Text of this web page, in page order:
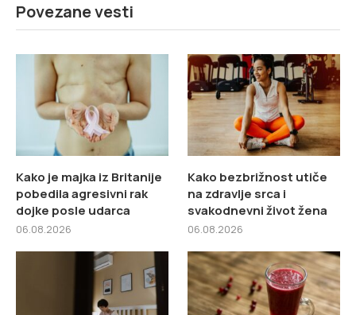
Povezane vesti
Kako je majka iz Britanije
pobedila agresivni rak
dojke posle udarca
06.08.2026
Kako bezbrižnost utiče
na zdravlje srca i
svakodnevni život žena
06.08.2026